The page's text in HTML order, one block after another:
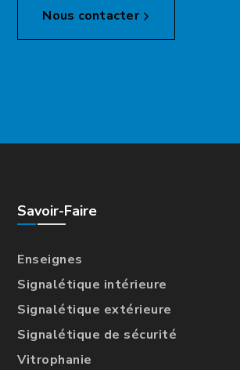
Nous contacter
Savoir-Faire
Enseignes
Signalétique intérieure
Signalétique extérieure
Signalétique de sécurité
Vitrophanie